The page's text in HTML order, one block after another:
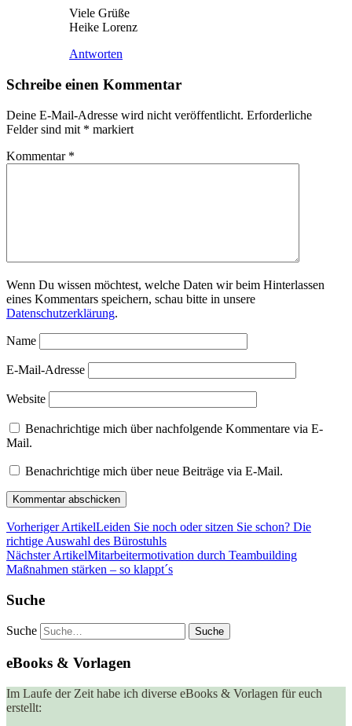
Viele Grüße
Heike Lorenz
Antworten
Schreibe einen Kommentar
Deine E-Mail-Adresse wird nicht veröffentlicht. Erforderliche
Felder sind mit * markiert
Kommentar *
Wenn Du wissen möchtest, welche Daten wir beim Hinterlassen
eines Kommentars speichern, schau bitte in unsere
Datenschutzerklärung.
Name
E-Mail-Adresse
Website
Benachrichtige mich über nachfolgende Kommentare via E-
Mail.
Benachrichtige mich über neue Beiträge via E-Mail.
Vorheriger ArtikelLeiden Sie noch oder sitzen Sie schon? Die
richtige Auswahl des Bürostuhls
Nächster ArtikelMitarbeitermotivation durch Teambuilding
Maßnahmen stärken – so klappt´s
Suche
Suche
eBooks & Vorlagen
Im Laufe der Zeit habe ich diverse eBooks & Vorlagen für euch
erstellt: